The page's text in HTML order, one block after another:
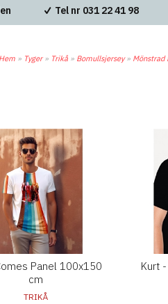
Tel nr 031 22 41 98
Hem » Tyger» Trikå » Bomullsjersey» Mönstrad
Panel 100x150
cm
TRIKÅ
Kurt